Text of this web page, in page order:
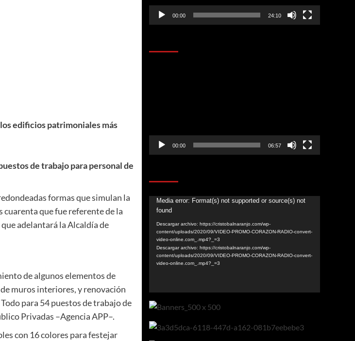
edificios patrimoniales más
de trabajo para personal de
formas que simulan la
cuarenta que fue referente de la
adelantará la Alcaldía de
de algunos elementos de
muros interiores, y renovación
para 54 puestos de trabajo de
Privadas –Agencia APP–.
con 16 colores para festejar
00:00 24:10
00:00 06:57
Reproductor
vídeo
Media error: Format(s) not supported or source(s) not
found
Descargar archivo: https://cristobalnaranjo.com/wp-
content/uploads/2020/09/VIDEO-PROMO-CORAZON-RADIO-convert-
video-online.com_.mp4?_=3
Descargar archivo: https://cristobalnaranjo.com/wp-
content/uploads/2020/09/VIDEO-PROMO-CORAZON-RADIO-convert-
video-online.com_.mp4?_=3